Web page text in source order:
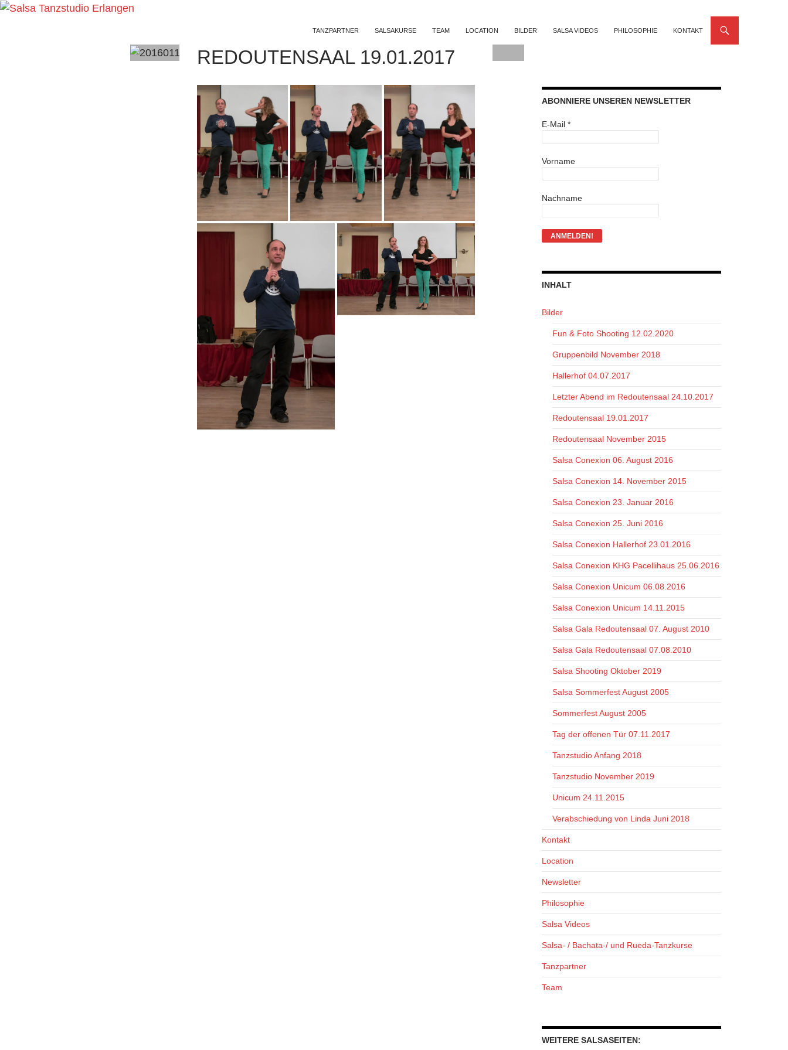
TANZPARTNER
SALSAKURSE TEAM LOCATION BILDER SALSA VIDEOS PHILOSOPHIE KONTAKT
REDOUTENSAAL 19.01.2017
ABONNIERE UNSEREN NEWSLETTER
E-Mail *
Vorname
Nachname
INHALT
Bilder
Fun & Foto Shooting 12.02.2020
Gruppenbild November 2018
Hallerhof 04.07.2017
Letzter Abend im Redoutensaal 24.10.2017
Redoutensaal 19.01.2017
Redoutensaal November 2015
Salsa Conexion 06. August 2016
Salsa Conexion 14. November 2015
Salsa Conexion 23. Januar 2016
Salsa Conexion 25. Juni 2016
Salsa Conexion Hallerhof 23.01.2016
Salsa Conexion KHG Pacellihaus 25.06.2016
Salsa Conexion Unicum 06.08.2016
Salsa Conexion Unicum 14.11.2015
Salsa Gala Redoutensaal 07. August 2010
Salsa Gala Redoutensaal 07.08.2010
Salsa Shooting Oktober 2019
Salsa Sommerfest August 2005
Sommerfest August 2005
Tag der offenen Tür 07.11.2017
Tanzstudio Anfang 2018
Tanzstudio November 2019
Unicum 24.11.2015
Verabschiedung von Linda Juni 2018
Kontakt
Location
Newsletter
Philosophie
Salsa Videos
Salsa- / Bachata-/ und Rueda-Tanzkurse
Tanzpartner
Team
WEITERE SALSASEITEN: